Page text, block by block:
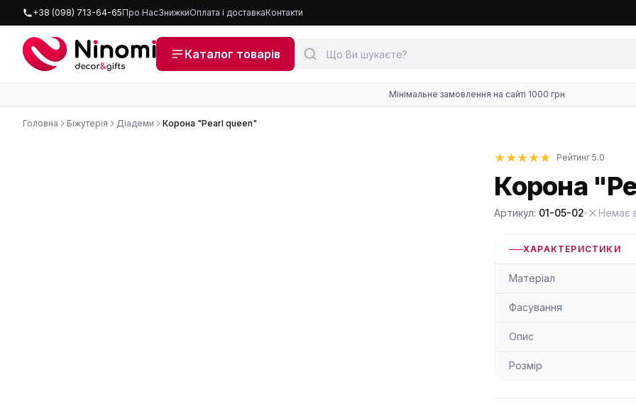
+38 (098) 713-64-65Про НасЗнижкиОплата і доставкаКонтакти
Каталог товарів
Мінімальне замовлення на сайті 1000 грн
Головна Біжутерія Діадеми Корона "Pearl queen"
Рейтинг 5.0
Корона
Артикул: 01-05-02 Немає
ХАРАКТЕРИСТИКИ
Матеріал
Фасування
Опис
Розмір